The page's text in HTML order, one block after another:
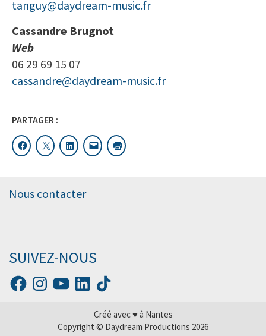
tanguy@daydream-music.fr
Cassandre Brugnot
Web
06 29 69 15 07
cassandre@daydream-music.fr
PARTAGER :
Nous contacter
SUIVEZ-NOUS
Créé avec ♥ à Nantes
Copyright © Daydream Productions 2026
Article ajouté au panier